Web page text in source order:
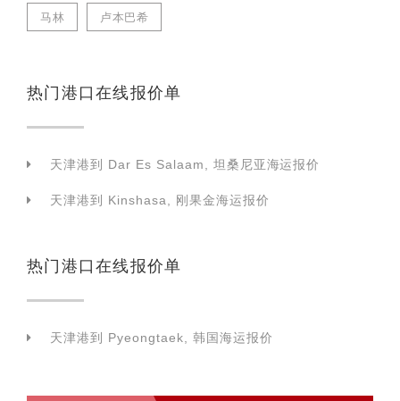
马林 卢本巴希
热门港口在线报价单
天津港到 Dar Es Salaam, 坦桑尼亚海运报价
天津港到 Kinshasa, 刚果金海运报价
热门港口在线报价单
天津港到 Pyeongtaek, 韩国海运报价